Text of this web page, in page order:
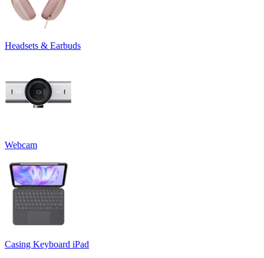
Headsets & Earbuds
Webcam
Casing Keyboard iPad